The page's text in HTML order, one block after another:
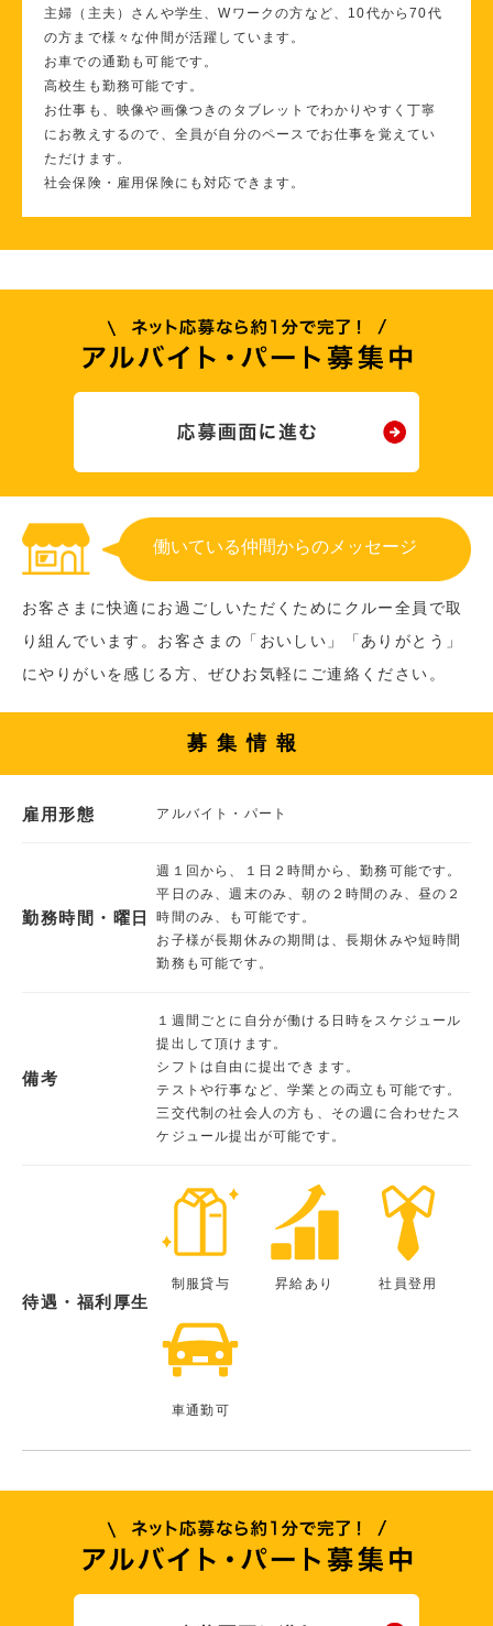
主婦（主夫）さんや学生、Wワークの方など、10代から70代
の方まで様々な仲間が活躍しています。
お車での通勤も可能です。
高校生も勤務可能です。
お仕事も、映像や画像つきのタブレットでわかりやすく丁寧
にお教えするので、全員が自分のペースでお仕事を覚えてい
ただけます。
社会保険・雇用保険にも対応できます。
働いている仲間からのメッセージ
お客さまに快適にお過ごしいただくためにクルー全員で取
り組んでいます。お客さまの「おいしい」「ありがとう」
にやりがいを感じる方、ぜひお気軽にご連絡ください。
募集情報
雇用形態 アルバイト・パート
勤務時間・曜日
週１回から、１日２時間から、勤務可能です。
平日のみ、週末のみ、朝の２時間のみ、昼の２
時間のみ、も可能です。
お子様が長期休みの期間は、長期休みや短時間
勤務も可能です。
備考
１週間ごとに自分が働ける日時をスケジュール
提出して頂けます。
シフトは自由に提出できます。
テストや行事など、学業との両立も可能です。
三交代制の社会人の方も、その週に合わせたス
ケジュール提出が可能です。
待遇・福利厚生
制服貸与 昇給あり 社員登用
車通勤可